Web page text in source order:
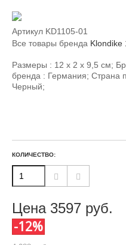
Артикул KD1105-01
Все товары бренда Klondike
Размеры : 12 х 2 х 9,5 см;
бренда : Германия; Страна
Черный;
КОЛИЧЕСТВО:
Цена 3597 руб.
-12%